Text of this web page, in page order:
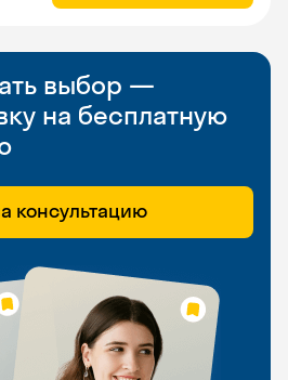
выбор —
на бесплатную
консультацию